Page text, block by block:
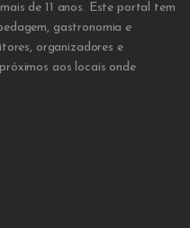
de 11 anos. Este portal tem
gastronomia e
organizadores e
aos locais onde